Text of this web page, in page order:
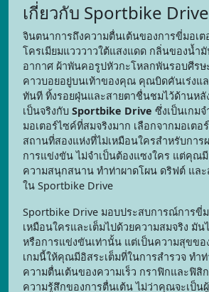
เกี่ยวกับ Sportbike Drive
จินตนาการถึงความตื่นเต้นของการขี่มอเต
โครเมียมแวววาวใต้แสงแดด กลิ่นของน้ำ
อากาศ ผ้าพันคอรูปหัวกะโหลกพันรอบศีรษ
คาวบอยอยู่บนเท้าของคุณ คุณบิดคันเร่งแ
ทันที ทิ้งรอยฝุ่นและสายตาชื่นชมไว้ด้านห
เป็นจริงกับ Sportbike Drive ซึ่งเป็นเกม
มอเตอร์ไซค์ที่สมจริงมาก เลือกจากมอเต
สถานที่สองแห่งที่ไม่เหมือนใครสำหรับกา
การแข่งขัน ไม่จำเป็นต้องแซงใคร แต่คุณ
ความสนุกสนาน ทำท่าผาดโผน ดริฟต์ และ
ใน Sportbike Drive
Sportbike Drive มอบประสบการณ์การขี่
เหมือนใครและเต็มไปด้วยความสมจริง มั
หรือการแข่งขันเท่านั้น แต่เป็นความสุขขอ
เกมนี้ให้คุณมีอิสระเต็มที่ในการสำรวจ ทำ
ความตื่นเต้นของความเร็ว กราฟิกและฟิสิ
ความรู้สึกของการตื่นเต้น ไม่ว่าคุณจะเป็น